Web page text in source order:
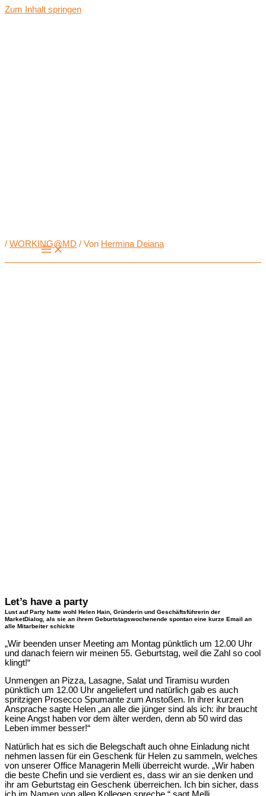
Zum Inhalt springen
/ WORKING@MD / Von Hermina Deiana
Let’s have a party
Lust auf Party hatte wohl Helen Hain, Gründerin und Geschäftsführerin der
MarketDialog, als sie an ihrem Geburtstagswochenende spontan eine kurze Email an
alle Mitarbeiter schickte
„Wir beenden unser Meeting am Montag pünktlich um 12.00 Uhr
und danach feiern wir meinen 55. Geburtstag, weil die Zahl so cool
klingt!“
Unmengen an Pizza, Lasagne, Salat und Tiramisu wurden
pünktlich um 12.00 Uhr angeliefert und natürlich gab es auch
spritzigen Prosecco Spumante zum Anstoßen. In ihrer kurzen
Ansprache sagte Helen „an alle die jünger sind als ich: ihr braucht
keine Angst haben vor dem älter werden, denn ab 50 wird das
Leben immer besser!“
Natürlich hat es sich die Belegschaft auch ohne Einladung nicht
nehmen lassen für ein Geschenk für Helen zu sammeln, welches
von unserer Office Managerin Melli überreicht wurde. „Wir haben
die beste Chefin und sie verdient es, dass wir an sie denken und
ihr am Geburtstag ein Geschenk überreichen. Ich bin sicher, dass
ich im Namen von allen Kollegen spreche,“ sagt Melli.